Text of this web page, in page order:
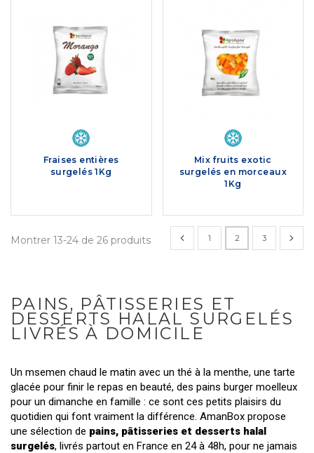
Fraises entières
surgelés 1Kg
Mix fruits exotic
surgelés en morceaux
1Kg
Montrer 13-24 de 26 produits 1 2 3
PAINS, PÂTISSERIES ET
DESSERTS HALAL SURGELÉS
LIVRÉS À DOMICILE
Un msemen chaud le matin avec un thé à la menthe, une tarte
glacée pour finir le repas en beauté, des pains burger moelleux
pour un dimanche en famille : ce sont ces petits plaisirs du
quotidien qui font vraiment la différence. AmanBox propose
une sélection de pains, pâtisseries et desserts halal
surgelés, livrés partout en France en 24 à 48h, pour ne jamais